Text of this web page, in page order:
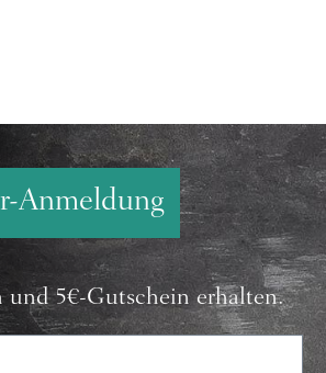
Anmeldung
und 5€-Gutschein erhalten.